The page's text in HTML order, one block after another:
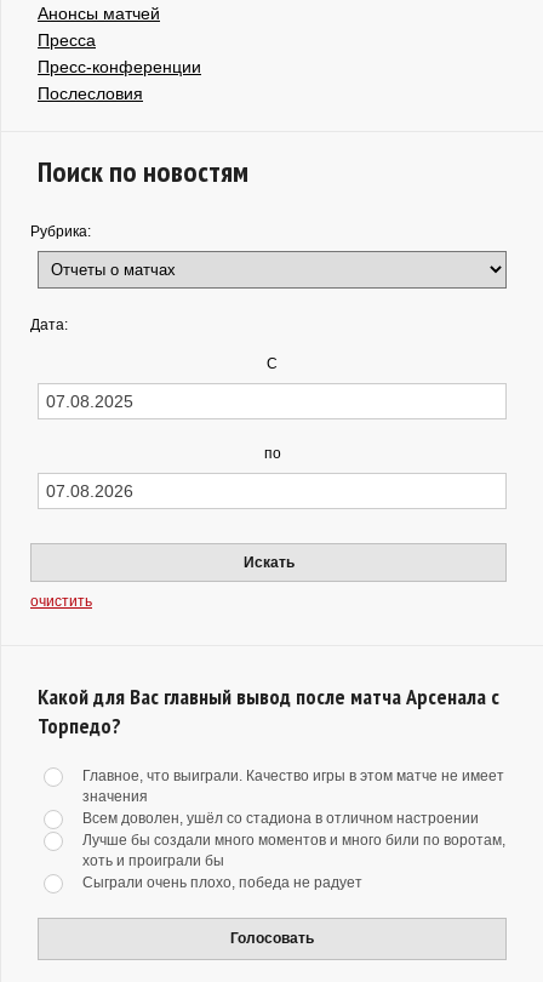
Анонсы матчей
Пресса
Пресс-конференции
Послесловия
Поиск по новостям
Рубрика:
Дата:
С
по
Искать
очистить
Какой для Вас главный вывод после матча Арсенала с
Торпедо?
Главное, что выиграли. Качество игры в этом матче не имеет
значения
Всем доволен, ушёл со стадиона в отличном настроении
Лучше бы создали много моментов и много били по воротам,
хоть и проиграли бы
Сыграли очень плохо, победа не радует
Голосовать